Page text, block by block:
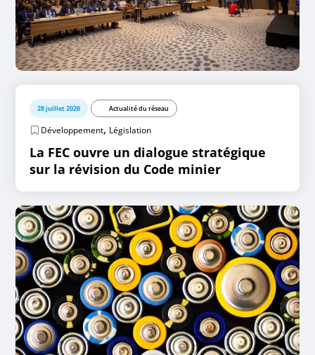
28 juillet 2026 Actualité du réseau
Développement, Législation
La FEC ouvre un dialogue stratégique
sur la révision du Code minier